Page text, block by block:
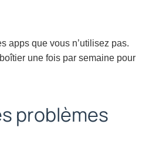
apps que vous n’utilisez pas.
une fois par semaine pour
problèmes